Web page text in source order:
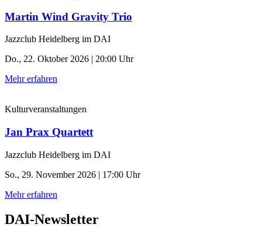
Martin Wind Gravity Trio
Jazzclub Heidelberg im DAI
Do., 22. Oktober 2026 | 20:00 Uhr
Mehr erfahren
Kulturveranstaltungen
Jan Prax Quartett
Jazzclub Heidelberg im DAI
So., 29. November 2026 | 17:00 Uhr
Mehr erfahren
DAI-Newsletter